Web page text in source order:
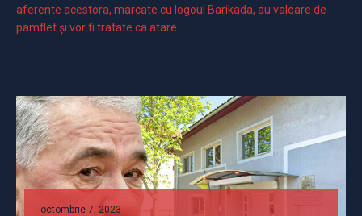
aferente acestora, marcate cu logoul Barikada, au valoare de
pamflet și vor fi tratate ca atare.
octombrie 7, 2023